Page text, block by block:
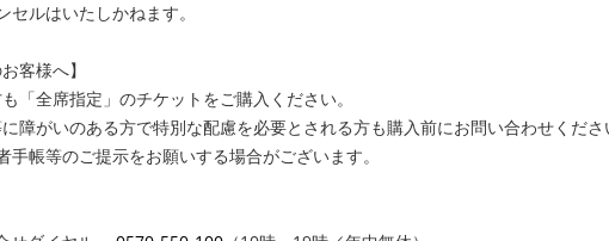
ルはいたしかねます。
客様へ】
「全席指定」のチケットをご購入ください。
障がいのある方で特別な配慮を必要とされる方も購入前にお問い合わせくださ
手帳等のご提示をお願いする場合がございます。